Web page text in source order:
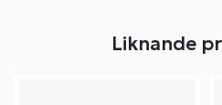
Liknande